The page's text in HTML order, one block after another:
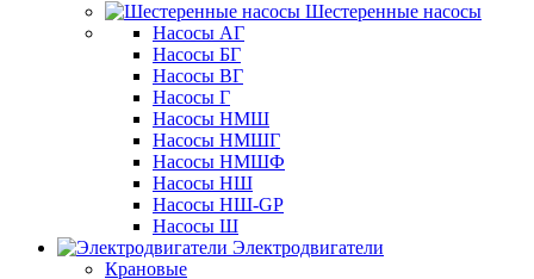
Шестеренные насосы
Насосы АГ
Насосы БГ
Насосы ВГ
Насосы Г
Насосы НМШ
Насосы НМШГ
Насосы НМШФ
Насосы НШ
Насосы НШ-GP
Насосы Ш
Электродвигатели
Крановые